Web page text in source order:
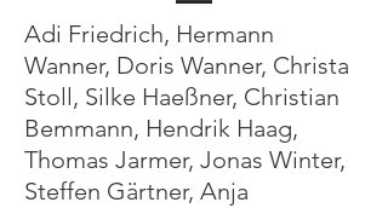
Adi Friedrich, Hermann
Wanner, Doris Wanner, Christa
Stoll, Silke Haeßner, Christian
Bemmann, Hendrik Haag,
Thomas Jarmer, Jonas Winter,
Steffen Gärtner, Anja